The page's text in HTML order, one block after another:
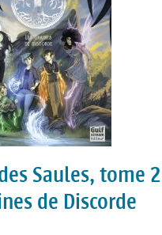
Saules, tome
de Discorde